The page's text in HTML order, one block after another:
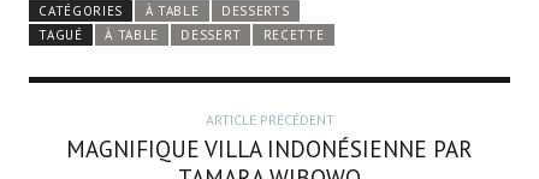
CATÉGORIES À TABLE
DESSERTS
TAGUÉ
À TABLE DESSERT RECETTE
ARTICLE PRÉCÉDENT
MAGNIFIQUE VILLA INDONÉSIENNE PAR